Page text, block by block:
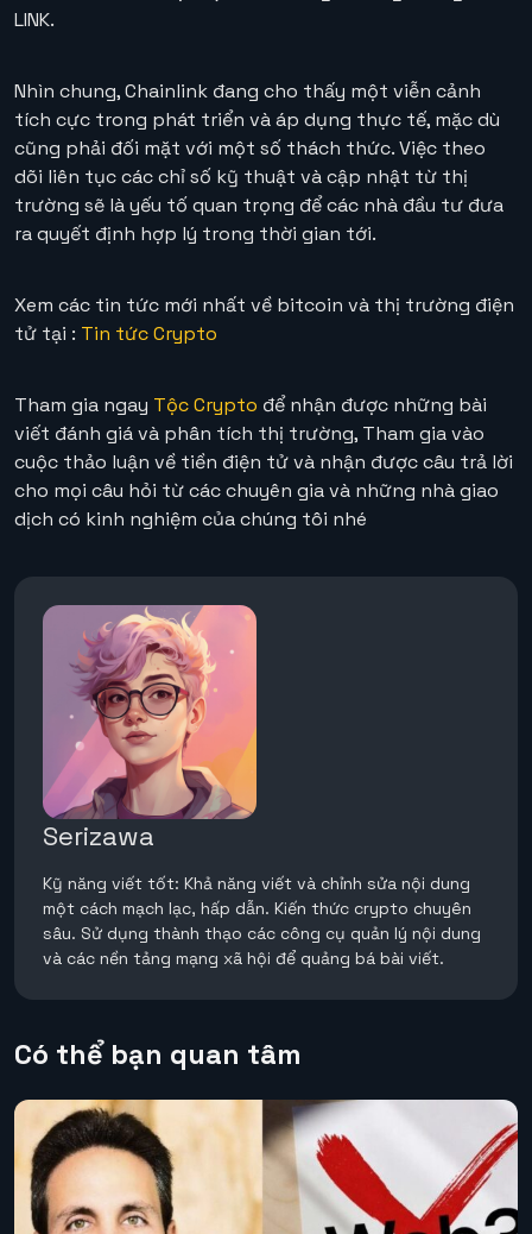
LINK.
Nhìn chung, Chainlink đang cho thấy một viễn cảnh
tích cực trong phát triển và áp dụng thực tế, mặc dù
cũng phải đối mặt với một số thách thức. Việc theo
dõi liên tục các chỉ số kỹ thuật và cập nhật từ thị
trường sẽ là yếu tố quan trọng để các nhà đầu tư đưa
ra quyết định hợp lý trong thời gian tới.
Xem các tin tức mới nhất về bitcoin và thị trường điện
tử tại : Tin tức Crypto
Tham gia ngay Tộc Crypto để nhận được những bài
viết đánh giá và phân tích thị trường, Tham gia vào
cuộc thảo luận về tiền điện tử và nhận được câu trả lời
cho mọi câu hỏi từ các chuyên gia và những nhà giao
dịch có kinh nghiệm của chúng tôi nhé
Serizawa
Kỹ năng viết tốt: Khả năng viết và chỉnh sửa nội dung
một cách mạch lạc, hấp dẫn. Kiến thức crypto chuyên
sâu. Sử dụng thành thạo các công cụ quản lý nội dung
và các nền tảng mạng xã hội để quảng bá bài viết.
Có thể bạn quan tâm